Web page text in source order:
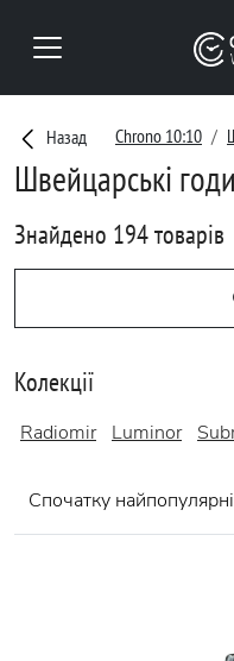
Назад Chrono 10:10
Швейцарські
Знайдено 194 товарів
Колекції
Radiomir Luminor
Спочатку